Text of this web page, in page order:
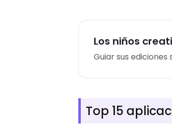
Los niños
Guiar sus
Top 15